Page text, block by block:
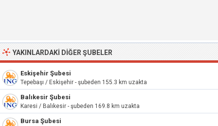
YAKINLARDAKI DIĞER ŞUBELER
Eskişehir Şubesi
Tepebaşı / Eskişehir - şubeden 155.3 km uzakta
Balıkesir Şubesi
Karesi / Balıkesir - şubeden 169.8 km uzakta
Bursa Şubesi